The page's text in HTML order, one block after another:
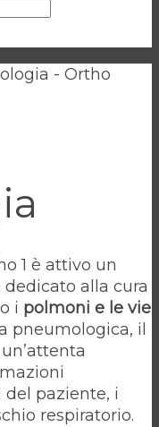
1 è attivo un
dedicato alla cura
i polmoni e le vie
pneumologica, il
paziente, i
respiratorio.